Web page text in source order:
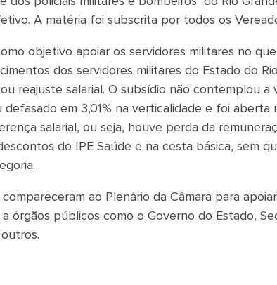
A matéria foi subscrita por todos os
objetivo apoiar os servidores militares no
dos servidores militares do Estado do
reajuste salarial. O subsídio não contemplou
em 3,01% na verticalidade e foi aberta
salarial, ou seja, houve perda da
do IPE Saúde e na cesta básica, sem
compareceram ao Plenário da Câmara para
órgãos públicos como o Governo do Estado,